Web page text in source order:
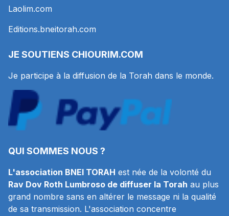
Laolim.com
Editions.bneitorah.com
JE SOUTIENS CHIOURIM.COM
Je participe à la diffusion de la Torah dans le monde.
QUI SOMMES NOUS ?
L'association BNEI TORAH est née de la volonté du
Rav Dov Roth Lumbroso de diffuser la Torah au plus
grand nombre sans en altérer le message ni la qualité
de sa transmission. L'association concentre